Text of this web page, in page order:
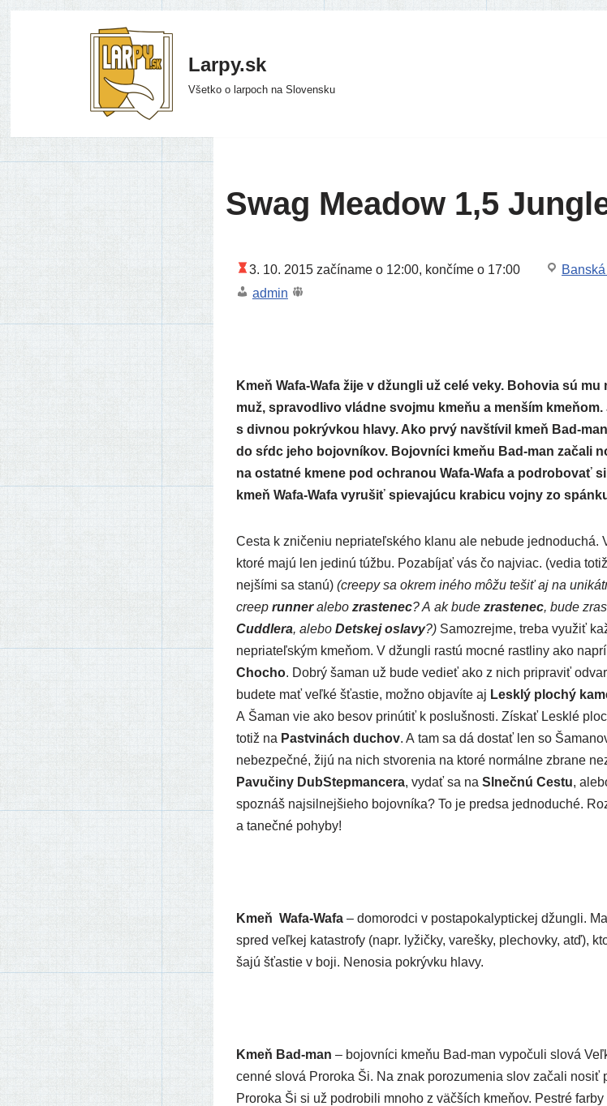
Larpy.sk
Všetko o larpoch na Slovensku
Swag Meadow 1,5
3. 10. 2015 začí­na­me o 12:00, kon­čí­me o 17:00
admin
Kmeň Wafa-Wafa žije v džun­gli už celé veky. Bohovia sú
muž, spra­vod­li­vo vlád­ne svoj­mu kme­ňu a men­ším
s div­nou pokrýv­kou hla­vy. Ako prvý nav­ští­vil kmeň Bad-
do sŕdc jeho bojov­ní­kov. Bojovníci kme­ňu Bad-man zača­li
na ostat­né kme­ne pod ochra­nou Wafa-Wafa a pod­ro­bo­vať
kmeň Wafa-Wafa vyru­šiť spie­va­jú­cu kra­bi­cu voj­ny zo
Cesta k zni­če­niu nepria­teľ­ské­ho kla­nu ale nebu­de jed­no­du­chá.
kto­ré majú len jedi­nú túž­bu. Pozabíjať vás čo naj­viac. (vedia
nej­ší­mi sa sta­nú) (cre­e­py sa okrem iné­ho môžu tešiť aj na
cre­ep run­nerale­bo zras­te­nec? A ak bude zras­te­nec, bude
Cuddlera, ale­bo Detskej osla­vy?)Samozrejme, tre­ba využiť
nepria­teľ­ským kme­ňom. V džun­gli ras­tú moc­né rast­li­ny ako
Chocho. Dobrý šaman už bude vedieť ako z nich pri­pra­viť
bude­te mať veľ­ké šťas­tie, mož­no obja­ví­te aj Lesklý plo­chý
A Šaman vie ako besov pri­nú­tiť k posluš­nos­ti. Získať Lesklé
totiž na Pastvinách duchov. A tam sa dá dostať len so
nebez­peč­né, žijú na nich stvo­re­nia na kto­ré nor­mál­ne zbra­ne
Pavučiny DubStepmancera, vydať sa na Slnečnú Cestu,
spoz­náš naj­sil­nej­šie­ho bojov­ní­ka? To je pred­sa jed­no­du­ché.
a taneč­né pohyby!
Kmeň Wafa-Wafa– domo­rod­ci v posta­po­ka­lyp­tic­kej džun­gli.
spred veľ­kej kata­stro­fy (napr. lyžič­ky, vareš­ky, ple­chov­ky, atď),
ša­jú šťas­tie v boji. Nenosia pokrýv­ku hlavy.
Kmeň Bad-man – bojov­ní­ci kme­ňu Bad-man vypo­ču­li slo­vá
cen­né slo­vá Proroka Ši. Na znak poro­zu­me­nia slov zača­li nosiť
Proroka Ši si už pod­ro­bi­li mno­ho z väč­ších kme­ňov. Pestré